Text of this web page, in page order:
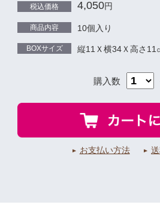
税込価格 4,050円
商品内容 10個入り
BOXサイズ 縦11Ｘ横34Ｘ高さ11
購入数
お支払い方法